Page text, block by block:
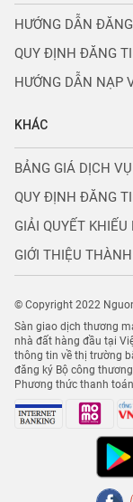
HƯỚNG DẪN
QUY ĐỊNH ĐĂNG
HƯỚNG DẪN NẠP
KHÁC
BẢNG GIÁ DỊCH VỤ
QUY ĐỊNH ĐĂNG
GIẢI QUYẾT KHIẾU
GIỚI THIỆU
© Copyright 2022
Sàn giao dịch thương
nhà đất hàng đầu tại
thông tin về thị trường
đăng ký Bộ công
Phương thức thanh toán